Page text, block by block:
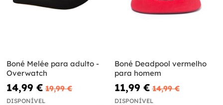
Boné Melée para adulto -
Overwatch
14,99 € 19,99 €
DISPONÍVEL
Boné Deadpool vermelho
para homem
11,99 € 14,99 €
DISPONÍVEL